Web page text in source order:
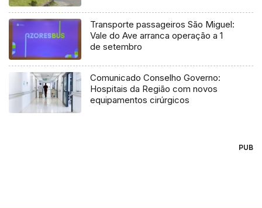
Transporte passageiros São Miguel:
Vale do Ave arranca operação a 1
de setembro
Comunicado Conselho Governo:
Hospitais da Região com novos
equipamentos cirúrgicos
PUB